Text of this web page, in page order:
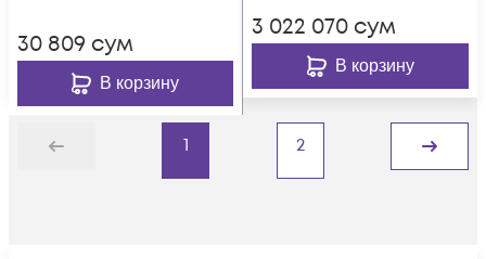
30 809 сум
В корзину
3 022 070 сум
В корзину
Назад
1 2
Дальше